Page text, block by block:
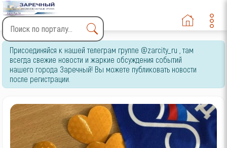
Type 2 or more characters
for results.
Присоединяйся к нашей телеграм группе @zarcity_ru , там
всегда свежие новости и жаркие обсуждения событий
нашего города Заречный! Вы можете публиковать новости
после регистрации.